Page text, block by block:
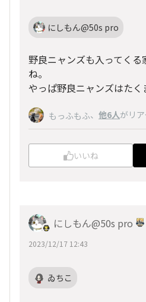
にしもん@50s pro
野良ニャンズも入ってく
ね。
やっぱ野良ニャンズはたく
もっふもふ、 他6人がリ
いいね
にしもん@50s pro
2023/12/17 12:43
ゐちこ